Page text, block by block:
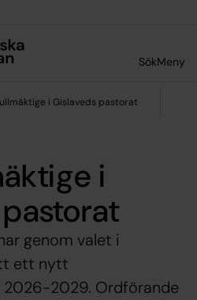
SökMeny
i Gislaveds pastorat
i
genom valet i
ett nytt
2026-2029. Ordförande